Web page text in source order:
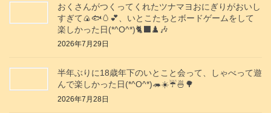
おくさんがつくってくれたツナマヨおにぎりがおいし
すぎて🍙🐟️🥚💕、いとこたちとボードゲームをして
楽しかった日(*^O^*)🐈‍⬛♟️🎶
2026年7月29日
半年ぶりに18歳年下のいとこと会って、しゃべって遊
んで楽しかった日(*^O^*)🦔☀️☔🍜🌳
2026年7月28日